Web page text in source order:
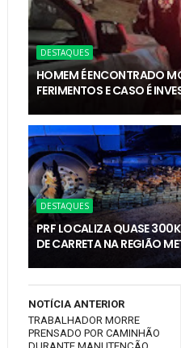
DESTAQUES
HOMEM É ENCONTRADO
FERIMENTOS E CASO É
DESTAQUES
PRF LOCALIZA QUASE
DE CARRETA NA REGIÃO
NOTÍCIA ANTERIOR
TRABALHADOR MORRE
PRENSADO POR CAMINHÃO